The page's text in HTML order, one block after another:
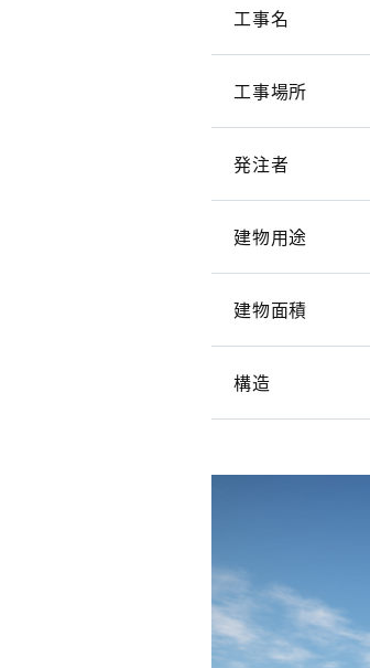
工事名
工事場所
発注者
建物用途
建物面積
構造